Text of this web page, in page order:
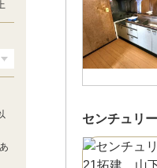
センチュリ